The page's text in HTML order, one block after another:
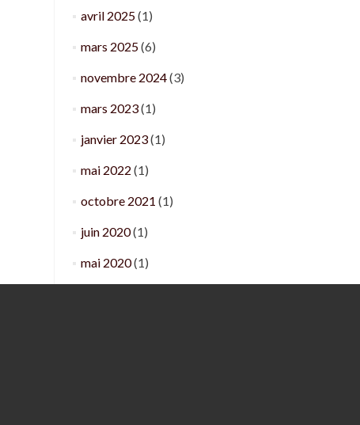
avril 2025(1)
mars 2025(6)
novembre 2024(3)
mars 2023(1)
janvier 2023(1)
mai 2022 (1)
octobre 2021 (1)
juin 2020(1)
mai 2020(1)